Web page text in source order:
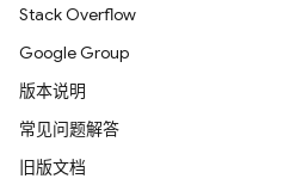
Stack Overflow
Google Group
版本说明
常见问题解答
旧版文档